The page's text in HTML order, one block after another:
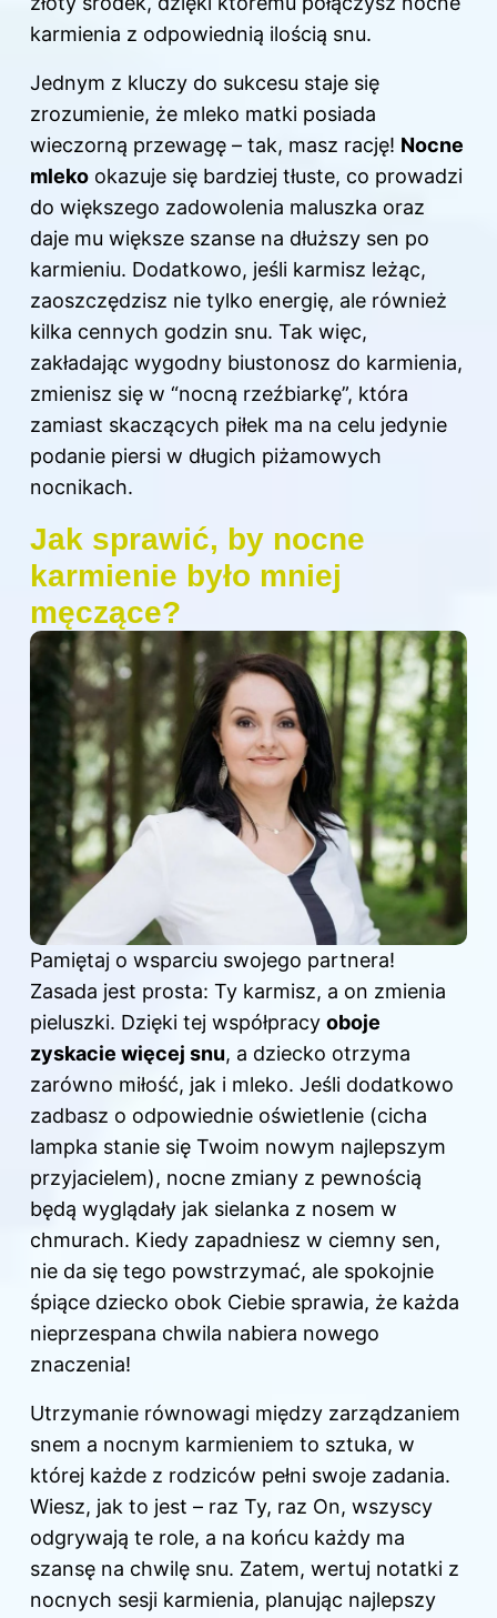
karmienia z odpowiednią ilością snu.
Jednym z kluczy do sukcesu staje się
zrozumienie, że mleko matki posiada
wieczorną przewagę – tak, masz rację! Nocne
mleko okazuje się bardziej tłuste, co prowadzi
do większego zadowolenia maluszka oraz
daje mu większe szanse na dłuższy sen po
karmieniu. Dodatkowo, jeśli karmisz leżąc,
zaoszczędzisz nie tylko energię, ale również
kilka cennych godzin snu. Tak więc,
zakładając wygodny biustonosz do karmienia,
zmienisz się w “nocną rzeźbiarkę”, która
zamiast skaczących piłek ma na celu jedynie
podanie piersi w długich piżamowych
nocnikach.
Jak sprawić, by nocne
karmienie było mniej
męczące?
Pamiętaj o wsparciu swojego partnera!
Zasada jest prosta: Ty karmisz, a on zmienia
pieluszki. Dzięki tej współpracy oboje
zyskacie więcej snu, a dziecko otrzyma
zarówno miłość, jak i mleko. Jeśli dodatkowo
zadbasz o odpowiednie oświetlenie (cicha
lampka stanie się Twoim nowym najlepszym
przyjacielem), nocne zmiany z pewnością
będą wyglądały jak sielanka z nosem w
chmurach. Kiedy zapadniesz w ciemny sen,
nie da się tego powstrzymać, ale spokojnie
śpiące dziecko obok Ciebie sprawia, że każda
nieprzespana chwila nabiera nowego
znaczenia!
Utrzymanie równowagi między zarządzaniem
snem a nocnym karmieniem to sztuka, w
której każde z rodziców pełni swoje zadania.
Wiesz, jak to jest – raz Ty, raz On, wszyscy
odgrywają te role, a na końcu każdy ma
szansę na chwilę snu. Zatem, wertuj notatki z
nocnych sesji karmienia, planując najlepszy